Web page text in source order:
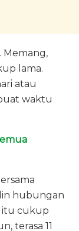
Memang,
lama.
atau
waktu
hubungan
itu cukup
terasa 11